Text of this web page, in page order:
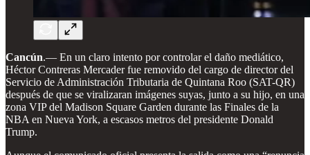
Cancún.— En un claro intento por controlar el daño mediático,
Héctor Contreras Mercader fue removido del cargo de director del
Servicio de Administración Tributaria de Quintana Roo (SAT-QR)
después de que se viralizaran imágenes suyas, junto a su hijo, en una
zona VIP del Madison Square Garden durante las Finales de la
NBA en Nueva York, a escasos metros del presidente Donald
Trump.